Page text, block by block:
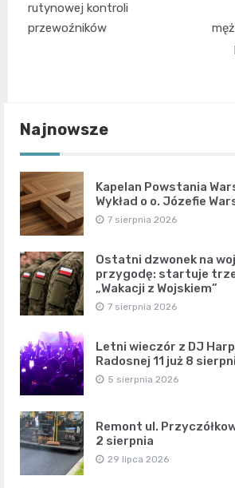
rutynowej kontroli
przewoźników
Najnowsze
Kapelan Powstania
Wykład o o. Józefie
7 sierpnia 2026
Ostatni dzwonek na
przygodę: startuje
„Wakacji z Wojskiem”
7 sierpnia 2026
Letni wieczór z DJ
Radosnej 11 już 8
5 sierpnia 2026
Remont ul.
2 sierpnia
29 lipca 2026